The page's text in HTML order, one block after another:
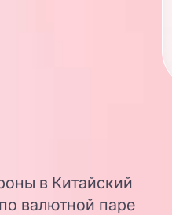
в Китайский
валютной паре